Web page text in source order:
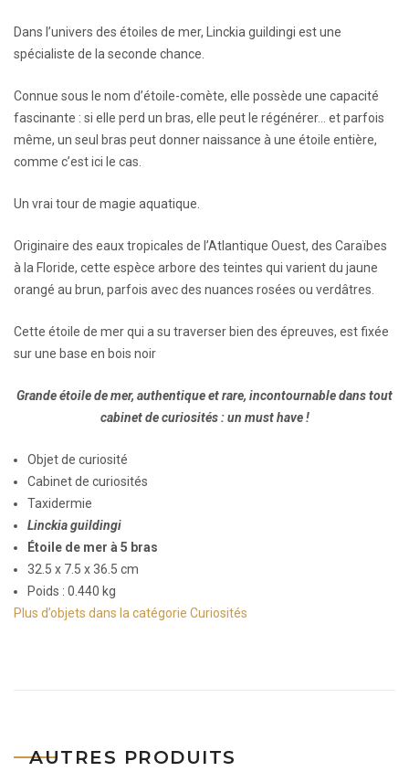
Dans l’univers des étoiles de mer, Linckia guildingi est une
spécialiste de la seconde chance.
Connue sous le nom d’étoile-comète, elle possède une capacité
fascinante : si elle perd un bras, elle peut le régénérer… et parfois
même, un seul bras peut donner naissance à une étoile entière,
comme c’est ici le cas.
Un vrai tour de magie aquatique.
Originaire des eaux tropicales de l’Atlantique Ouest, des Caraïbes
à la Floride, cette espèce arbore des teintes qui varient du jaune
orangé au brun, parfois avec des nuances rosées ou verdâtres.
Cette étoile de mer qui a su traverser bien des épreuves, est fixée
sur une base en bois noir
Grande étoile de mer, authentique et rare, incontournable dans tout
cabinet de curiosités : un must have !
Objet de curiosité
Cabinet de curiosités
Taxidermie
Linckia guildingi
Étoile de mer à 5 bras
32.5 x 7.5 x 36.5 cm
Poids : 0.440 kg
Plus d’objets dans la catégorie Curiosités
AUTRES PRODUITS